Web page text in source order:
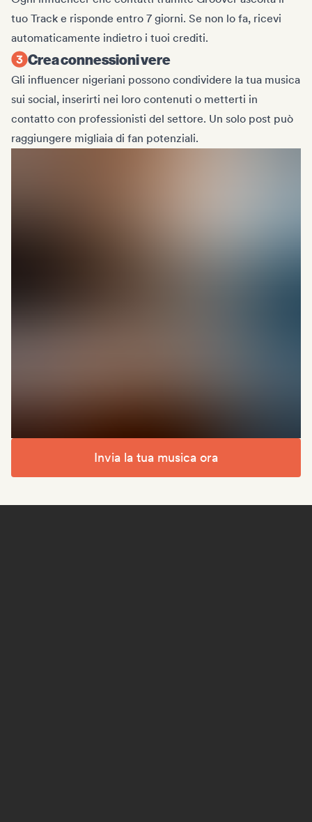
tuo Track e risponde entro 7 giorni. Se non lo fa, ricevi
automaticamente indietro i tuoi crediti.
Crea connessioni vere
Gli influencer nigeriani possono condividere la tua musica
sui social, inserirti nei loro contenuti o metterti in
contatto con professionisti del settore. Un solo post può
raggiungere migliaia di fan potenziali.
Invia la tua musica ora